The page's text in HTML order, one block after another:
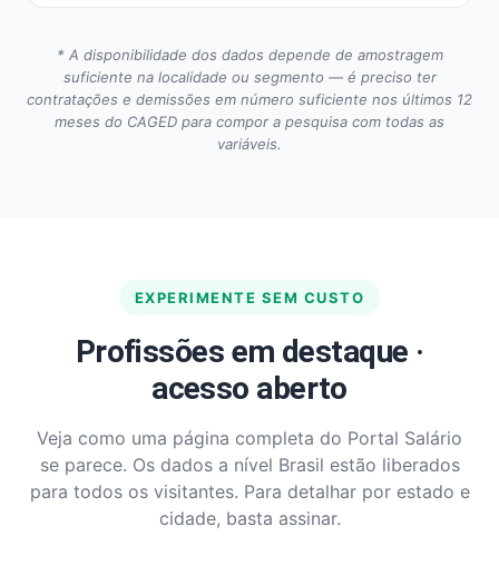
* A disponibilidade dos dados depende de amostragem
suficiente na localidade ou segmento — é preciso ter
contratações e demissões em número suficiente nos últimos 12
meses do CAGED para compor a pesquisa com todas as
variáveis.
EXPERIMENTE SEM CUSTO
Profissões em destaque ·
acesso aberto
Veja como uma página completa do Portal Salário
se parece. Os dados a nível Brasil estão liberados
para todos os visitantes. Para detalhar por estado e
cidade, basta assinar.